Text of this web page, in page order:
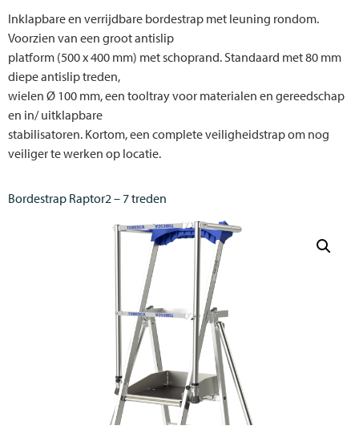
Inklapbare en verrijdbare bordestrap met leuning rondom.
Voorzien van een groot antislip
platform (500 x 400 mm) met schoprand. Standaard met 80 mm
diepe antislip treden,
wielen Ø 100 mm, een tooltray voor materialen en gereedschap
en in/ uitklapbare
stabilisatoren. Kortom, een complete veiligheidstrap om nog
veiliger te werken op locatie.
Bordestrap Raptor2 – 7 treden